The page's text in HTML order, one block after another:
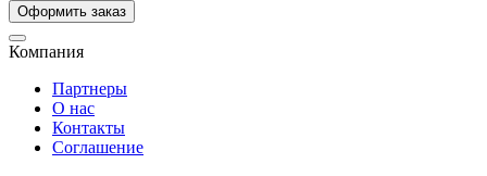
Компания
Партнеры
О нас
Контакты
Соглашение